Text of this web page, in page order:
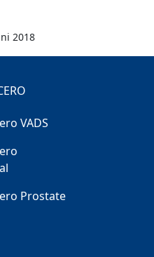
2018
VADS
Prostate